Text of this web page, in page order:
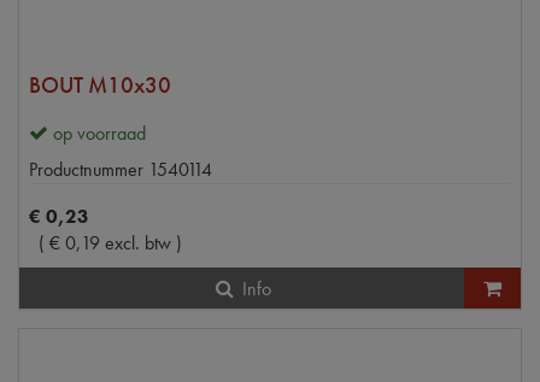
BOUT M10x30
op voorraad
Productnummer 1540114
€ 0,23
( €0,19 excl. btw )
Info